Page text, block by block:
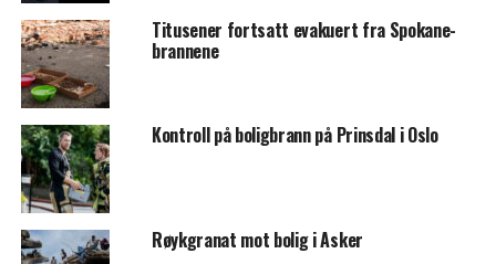
Titusener fortsatt evakuert fra Spokane-
brannene
Kontroll på boligbrann på Prinsdal i Oslo
Røykgranat mot bolig i Asker